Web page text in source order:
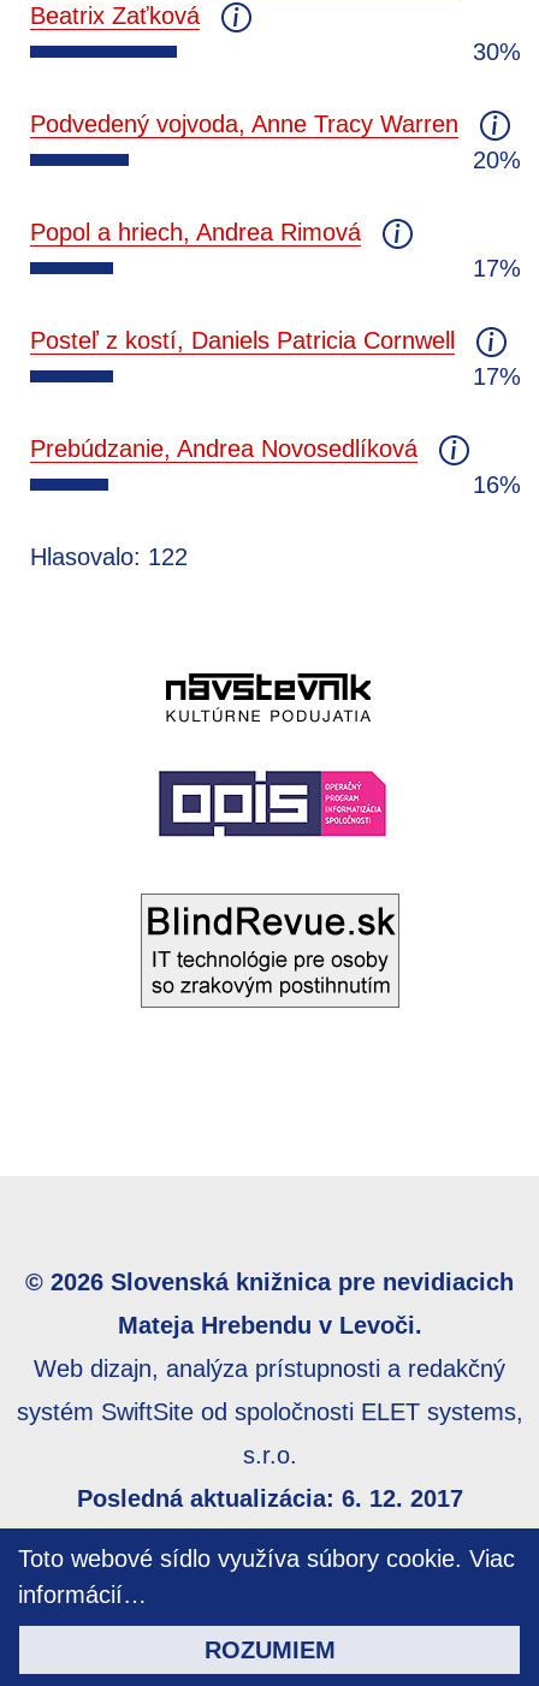
Toto webové sídlo využíva súbory cookie. Viac
informácií…
ROZUMIEM
Beatrix Zaťková
30%
Podvedený vojvoda, Anne Tracy Warren
20%
Popol a hriech, Andrea Rimová
17%
Posteľ z kostí, Daniels Patricia Cornwell
17%
Prebúdzanie, Andrea Novosedlíková
16%
Hlasovalo: 122
© 2026 Slovenská knižnica pre nevidiacich
Mateja Hrebendu v Levoči.
Web dizajn, analýza prístupnosti a redakčný
systém SwiftSite od spoločnosti ELET systems,
s.r.o.
Posledná aktualizácia: 6. 12. 2017
prístupnosti